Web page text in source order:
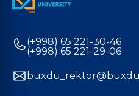
(+998) 65 221-30-46
(+998) 65 221-29-06